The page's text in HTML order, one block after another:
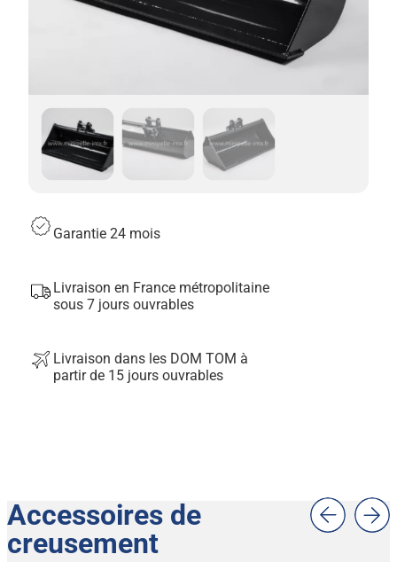
Garantie 24 mois
Livraison en France métropolitaine
sous 7 jours ouvrables
Livraison dans les DOM TOM à
partir de 15 jours ouvrables
Accessoires de
creusement